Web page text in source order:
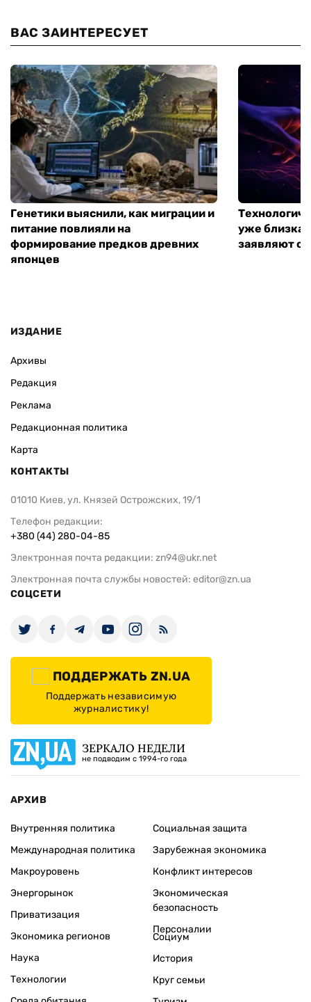
ВАС ЗАИНТЕРЕСУЕТ
Генетики выяснили, как миграции и
питание повлияли на
формирование предков древних
японцев
уже близка:
заявляют о
ИЗДАНИЕ
Архивы
Редакция
Реклама
Редакционная политика
Карта
КОНТАКТЫ
01010 Киев, ул. Князей Острожских, 19/1
Телефон редакции:
+380 (44) 280-04-85
Электронная почта редакции: zn94@ukr.net
Электронная почта службы новостей: editor@zn.ua
СОЦСЕТИ
ПОДДЕРЖАТЬ ZN.UA
Поддержать независимую
журналистику!
ЗЕРКАЛО НЕДЕЛИ
не подводим с 1994-го года
АРХИВ
Внутренняя политика
Международная политика
Макроуровень
Энергорынок
Приватизация
Экономика регионов
Социальная защита
Зарубежная экономика
Конфликт интересов
Экономическая
безопасность
Персоналии
Наука
Технологии
Социум
История
Круг семьи